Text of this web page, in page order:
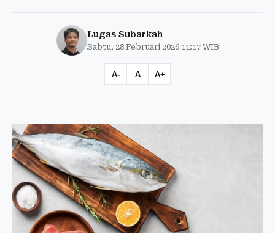
Lugas Subarkah
Sabtu, 28 Februari 2026 11:17 WIB
A- A A+